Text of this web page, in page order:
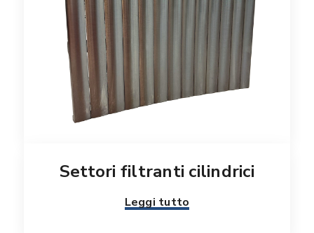
Settori filtranti cilindrici
Leggi tutto